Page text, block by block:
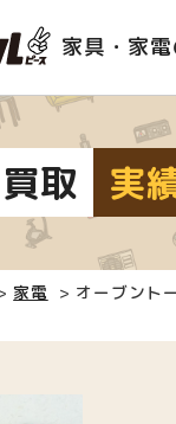
家具・家
買取 実
家電 オーブント